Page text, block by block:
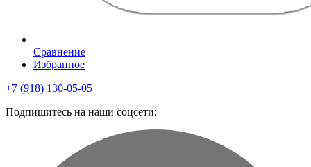
Сравнение
Избранное
+7 (918) 130-05-05
Подпишитесь на наши соцсети: